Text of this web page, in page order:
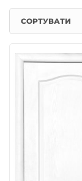
СОРТУВАТИ